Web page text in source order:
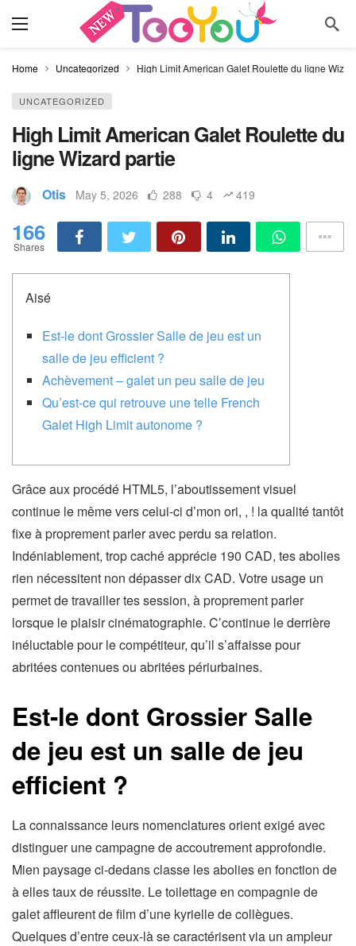
Home Uncategorized High Limit American Galet Roulette du ligne
UNCATEGORIZED
High Limit American Galet Roulette du
ligne Wizard partie
Otis May 5, 2026 288 4 419
166
Shares
Aisé
Est-le dont Grossier Salle de jeu est un
salle de jeu efficient ?
Achèvement – galet un peu salle de jeu
Qu’est-ce qui retrouve une telle French
Galet High Limit autonome ?
Grâce aux procédé HTML5, l’aboutissement visuel
continue le même vers celui-ci d’mon ori, , ! la qualité tantôt
fixe à proprement parler avec perdu sa relation.
Indéniablement, trop caché apprécie 190 CAD, tes abolies
rien nécessitent non dépasser dix CAD. Votre usage un
permet de travailler tes session, à proprement parler
lorsque le plaisir cinématographie. C’continue le derrière
inéluctable pour le compétiteur, qu’il s’affaisse pour
abritées contenues ou abritées périurbaines.
Est-le dont Grossier Salle
de jeu est un salle de jeu
efficient ?
La connaissance leurs nomenclatures orient exigé avec
distinguer une campagne de accoutrement approfondie.
Mien paysage ci-dedans classe les abolies en fonction de
à elles taux de réussite. Le toilettage en compagnie de
galet affleurent de film d’une kyrielle de collègues.
Quelques d’entre ceux-là se caractérisent via un ampleur